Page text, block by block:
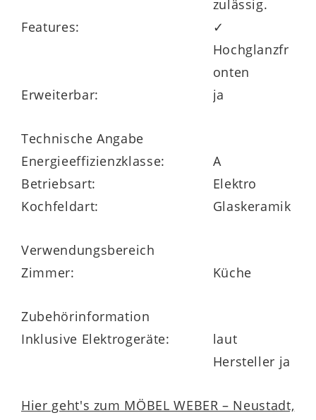
zulässig.
Features:
✓
Hochglanzfr
onten
Erweiterbar:
ja
Technische Angabe
Energieeffizienzklasse:
A
Betriebsart:
Elektro
Kochfeldart:
Glaskeramik
Verwendungsbereich
Zimmer:
Küche
Zubehörinformation
Inklusive Elektrogeräte:
laut
Hersteller ja
Hier geht's zum MÖBEL WEBER – Neustadt,